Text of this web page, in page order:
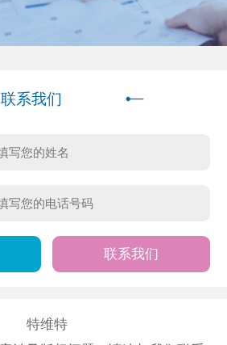
联系我们
联系我们
特维特